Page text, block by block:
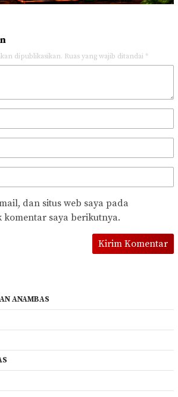
dipublikasikan. Ruas yang wajib ditandai *
dan situs web saya pada
saya berikutnya.
ANAMBAS